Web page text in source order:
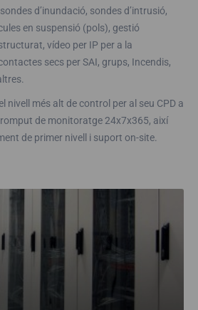
d’inundació, sondes d’intrusió,
en suspensió (pols), gestió
vídeo per IP per a la
secs per SAI, grups, Incendis,
nivell més alt de control per al seu CPD a
de monitoratge 24x7x365, així
de primer nivell i suport on-site.